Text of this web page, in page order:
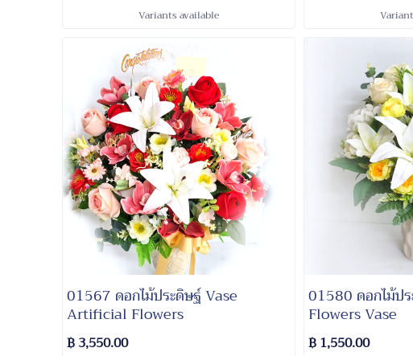
Variants available
01567 ดอกไม้ประดิษฐ์ Vase
Artificial Flowers
฿ 3,550.00
01580 ดอกไม้ประดิษฐ์ Artificial
Flowers Vase
฿ 1,550.00